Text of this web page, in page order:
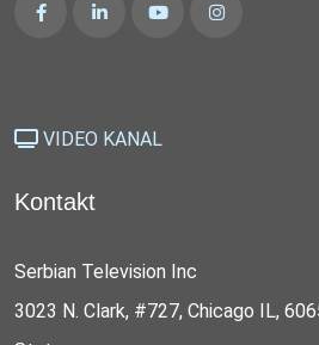
VIDEO KANAL
Kontakt
Serbian Television Inc
3023 N. Clark, #727, Chicago IL,